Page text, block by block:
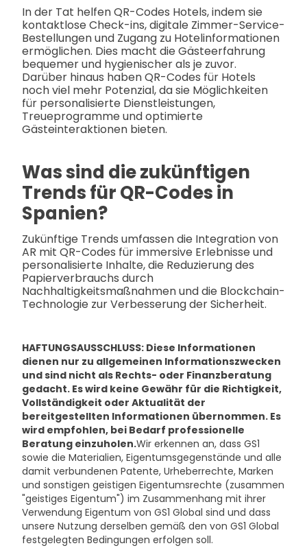
In der Tat helfen QR-Codes Hotels, indem sie
kontaktlose Check-ins, digitale Zimmer-Service-
Bestellungen und Zugang zu Hotelinformationen
ermöglichen. Dies macht die Gästeerfahrung
bequemer und hygienischer als je zuvor.
Darüber hinaus haben QR-Codes für Hotels
noch viel mehr Potenzial, da sie Möglichkeiten
für personalisierte Dienstleistungen,
Treueprogramme und optimierte
Gästeinteraktionen bieten.
Was sind die zukünftigen
Trends für QR-Codes in
Spanien?
Zukünftige Trends umfassen die Integration von
AR mit QR-Codes für immersive Erlebnisse und
personalisierte Inhalte, die Reduzierung des
Papierverbrauchs durch
Nachhaltigkeitsmaßnahmen und die Blockchain-
Technologie zur Verbesserung der Sicherheit.
HAFTUNGSAUSSCHLUSS: Diese Informationen
dienen nur zu allgemeinen Informationszwecken
und sind nicht als Rechts- oder Finanzberatung
gedacht. Es wird keine Gewähr für die Richtigkeit,
Vollständigkeit oder Aktualität der
bereitgestellten Informationen übernommen. Es
wird empfohlen, bei Bedarf professionelle
Beratung einzuholen.Wir erkennen an, dass GS1
sowie die Materialien, Eigentumsgegenstände und alle
damit verbundenen Patente, Urheberrechte, Marken
und sonstigen geistigen Eigentumsrechte (zusammen
"geistiges Eigentum") im Zusammenhang mit ihrer
Verwendung Eigentum von GS1 Global sind und dass
unsere Nutzung derselben gemäß den von GS1 Global
festgelegten Bedingungen erfolgen soll.